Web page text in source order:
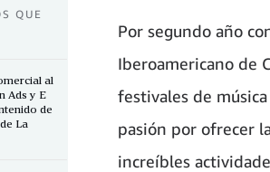
Por segundo año
Iberoamericano de
festivales de
pasión por ofrecer
increíbles
QUE
al
Ads y E
de
La